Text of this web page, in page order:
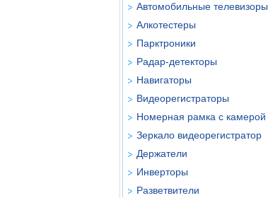
Автомобильные телевизоры
Алкотестеры
Парктроники
Радар-детекторы
Навигаторы
Видеорегистраторы
Номерная рамка с камерой
Зеркало видеорегистратор
Держатели
Инверторы
Разветвители